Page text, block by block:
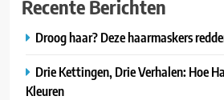
Recente Berichten
Droog haar? Deze haarmaskers
Drie Kettingen, Drie Verhalen: Hoe
Kleuren